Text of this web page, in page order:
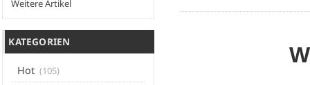
Weitere Artikel
KATEGORIEN
Hot (105)